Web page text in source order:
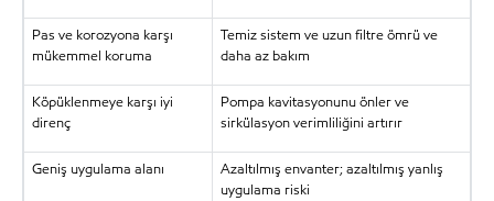
Pas ve korozyona karşı
mükemmel koruma
Temiz sistem ve uzun filtre ömrü ve
daha az bakım
Köpüklenmeye karşı iyi
direnç
Pompa kavitasyonunu önler ve
sirkülasyon verimliliğini artırır
Geniş uygulama alanı
Azaltılmış envanter; azaltılmış yanlış
uygulama riski